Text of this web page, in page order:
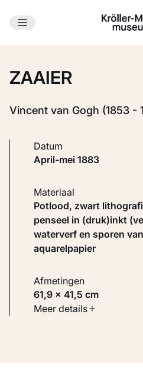
Ga naar hoofdinhoud
ZAAIER
Vincent van Gogh (1853 -
Datum
april-mei 1883
Materiaal
Potlood, zwart lithografisch krijt, grijs gewassen,
penseel in (druk)inkt
waterverf en sporen
aquarelpapier
Afmetingen
61,9 × 41,5 cm
Soort werk
Meer details